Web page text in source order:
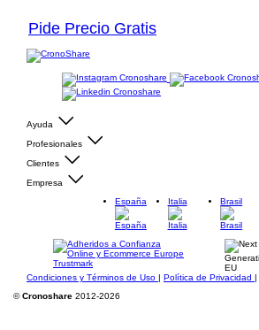
Pide Precio Gratis
Ayuda
Profesionales
Clientes
Empresa
España
Italia Brasil
Condiciones y Términos de Uso | Política de Privacidad |
©Cronoshare 2012-2026